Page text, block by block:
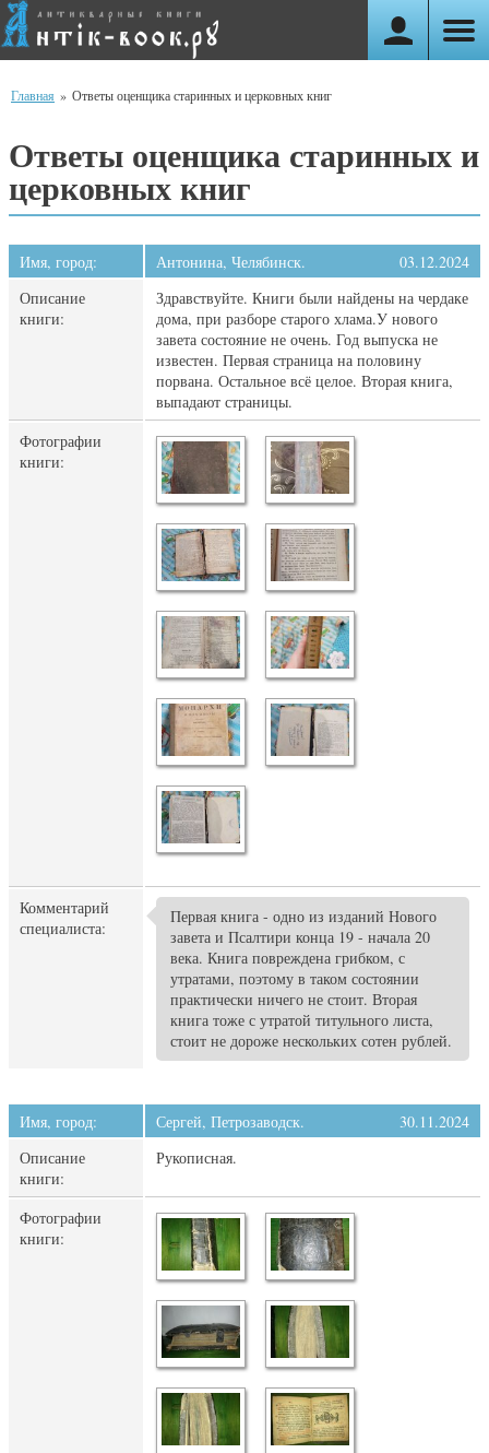
Главная » Ответы оценщика старинных и церковных книг
Ответы оценщика старинных и
церковных книг
Имя, город: Антонина, Челябинск.
03.12.2024
Описание
книги:
Здравствуйте. Книги были найдены на чердаке
дома, при разборе старого хлама.У нового
завета состояние не очень. Год выпуска не
известен. Первая страница на половину
порвана. Остальное всё целое. Вторая книга,
выпадают страницы.
Фотографии
книги:
Комментарий
специалиста:
Первая книга - одно из изданий Нового
завета и Псалтири конца 19 - начала 20
века. Книга повреждена грибком, с
утратами, поэтому в таком состоянии
практически ничего не стоит. Вторая
книга тоже с утратой титульного листа,
стоит не дороже нескольких сотен рублей.
Имя, город: Сергей, Петрозаводск.
30.11.2024
Описание
книги:
Рукописная.
Фотографии
книги: